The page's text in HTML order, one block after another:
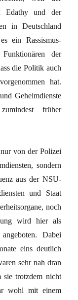
Edathy und der
in Deutschland
ein Rassismus-
der
die Politik auch
hat.
Geheimdienste
früher
von der Polizei
sondern
aus der NSU-
und Staat
noch
wird hier als
Dabei
eins deutlich
sehr nah dran
sie trotzdem nicht
wohl mit einem